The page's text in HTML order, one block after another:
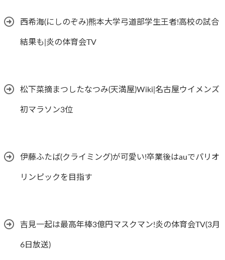
西希海(にしのぞみ)熊本大学弓道部学生王者!高校の試合
結果も|炎の体育会TV
松下菜摘まつしたなつみ(天満屋)Wiki|名古屋ウイメンズ
初マラソン3位
伊藤ふたば(クライミング)が可愛い!卒業後はauでパリオ
リンピックを目指す
吉見一起は最高年棒3億円マスクマン!炎の体育会TV(3月
6日放送)